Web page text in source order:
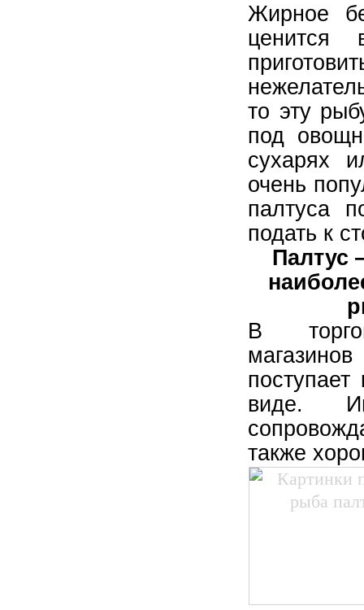
Жирное
ценится
то эту
под
сухарях
очень
палтуса
подать к
Палтус
В
виде.
также